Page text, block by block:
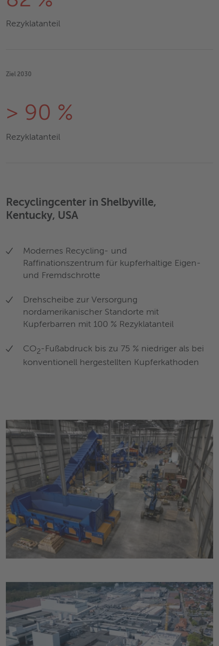
Rezyklatanteil
Ziel 2030
> 90 %
Rezyklatanteil
Recyclingcenter in Shelbyville,
Kentucky, USA
Modernes Recycling- und
Raffinationszentrum für kupferhaltige Eigen-
und Fremdschrotte
Drehscheibe zur Versorgung
nordamerikanischer Standorte mit
Kupferbarren mit 100 % Rezyklatanteil
CO2 -Fußabdruck bis zu 75 % niedriger als bei
konventionell hergestellten Kupferkathoden